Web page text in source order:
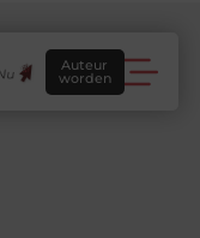
Auteur
worden